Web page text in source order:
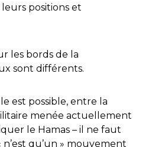
positions et
les bords de la
sont différents.
est possible, entre la
menée actuellement
le Hamas – il ne faut
qu’un » mouvement